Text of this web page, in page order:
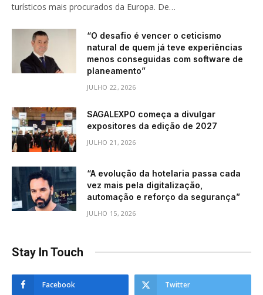
turísticos mais procurados da Europa. De…
“O desafio é vencer o ceticismo
natural de quem já teve experiências
menos conseguidas com software de
planeamento”
JULHO 22, 2026
SAGALEXPO começa a divulgar
expositores da edição de 2027
JULHO 21, 2026
“A evolução da hotelaria passa cada
vez mais pela digitalização,
automação e reforço da segurança”
JULHO 15, 2026
Stay In Touch
Facebook Twitter